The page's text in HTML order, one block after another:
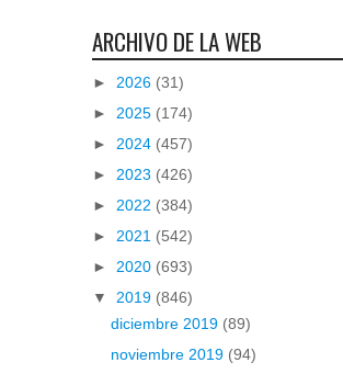
ARCHIVO DE LA WEB
► 2026 (31)
► 2025 (174)
► 2024 (457)
► 2023 (426)
► 2022 (384)
► 2021 (542)
► 2020 (693)
▼ 2019 (846)
diciembre 2019 (89)
noviembre 2019 (94)